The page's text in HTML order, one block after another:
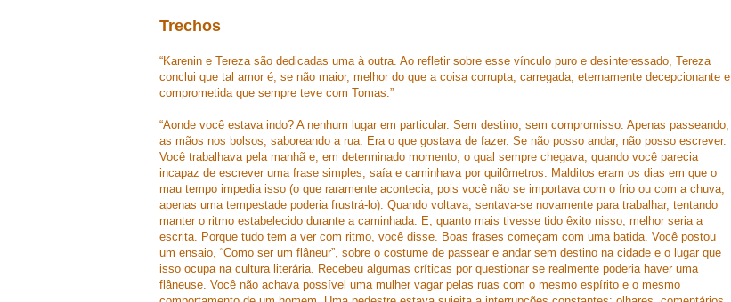
Trechos
“Karenin e Tereza são dedicadas uma à outra. Ao refletir sobre esse vínculo puro e desinteressado, Tereza
conclui que tal amor é, se não maior, melhor do que a coisa corrupta, carregada, eternamente decepcionante e
comprometida que sempre teve com Tomas.”
“Aonde você estava indo? A nenhum lugar em particular. Sem destino, sem compromisso. Apenas passeando,
as mãos nos bolsos, saboreando a rua. Era o que gostava de fazer. Se não posso andar, não posso escrever.
Você trabalhava pela manhã e, em determinado momento, o qual sempre chegava, quando você parecia
incapaz de escrever uma frase simples, saía e caminhava por quilômetros. Malditos eram os dias em que o
mau tempo impedia isso (o que raramente acontecia, pois você não se importava com o frio ou com a chuva,
apenas uma tempestade poderia frustrá-lo). Quando voltava, sentava-se novamente para trabalhar, tentando
manter o ritmo estabelecido durante a caminhada. E, quanto mais tivesse tido êxito nisso, melhor seria a
escrita. Porque tudo tem a ver com ritmo, você disse. Boas frases começam com uma batida. Você postou
um ensaio, “Como ser um flâneur”, sobre o costume de passear e andar sem destino na cidade e o lugar que
isso ocupa na cultura literária. Recebeu algumas críticas por questionar se realmente poderia haver uma
flâneuse. Você não achava possível uma mulher vagar pelas ruas com o mesmo espírito e o mesmo